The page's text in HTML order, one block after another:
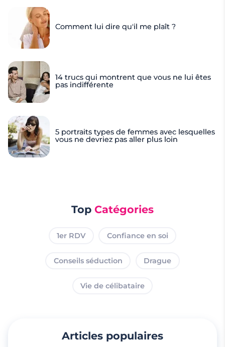
Comment lui dire qu'il me plaît ?
14 trucs qui montrent que vous ne lui êtes
pas indifférente
5 portraits types de femmes avec lesquelles
vous ne devriez pas aller plus loin
Top Catégories
1er RDV Confiance en soi
Conseils séduction Drague
Vie de célibataire
Articles populaires